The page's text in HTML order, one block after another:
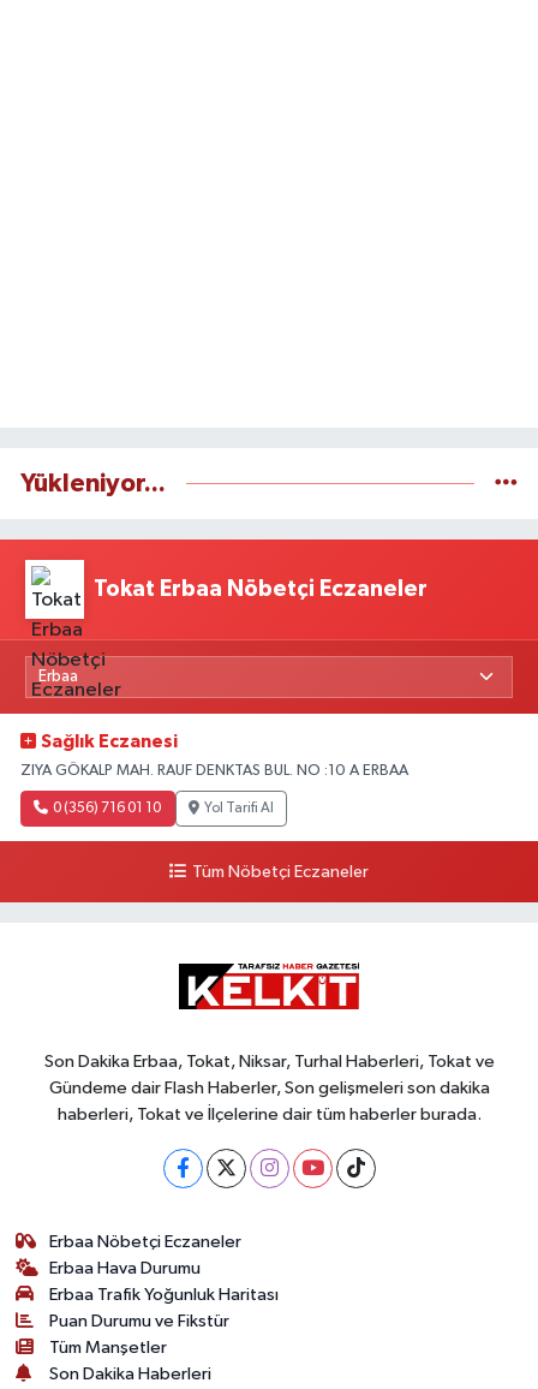
Yükleniyor...
Tokat Erbaa Nöbetçi Eczaneler
Sağlık Eczanesi
ZIYA GÖKALP MAH. RAUF DENKTAS BUL. NO :10 A ERBAA
0 (356) 716 01 10 Yol Tarifi Al
Tüm Nöbetçi Eczaneler
Son Dakika Erbaa, Tokat, Niksar, Turhal Haberleri, Tokat ve
Gündeme dair Flash Haberler, Son gelişmeleri son dakika
haberleri, Tokat ve İlçelerine dair tüm haberler burada.
Erbaa Nöbetçi Eczaneler
Erbaa Hava Durumu
Erbaa Trafik Yoğunluk Haritası
Puan Durumu ve Fikstür
Tüm Manşetler
Son Dakika Haberleri